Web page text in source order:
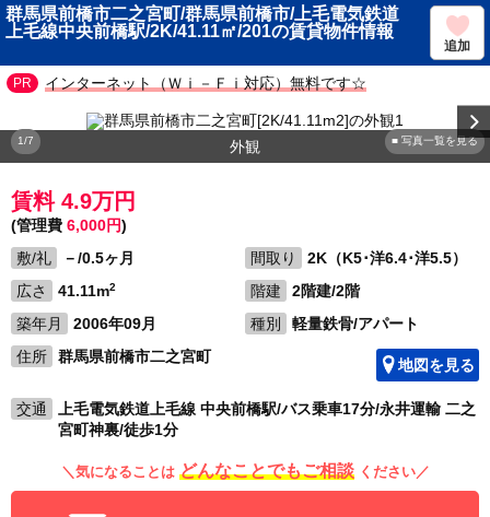
群馬県前橋市二之宮町/群馬県前橋市/上毛電気鉄道
上毛線中央前橋駅/2K/41.11㎡/201の賃貸物件情報
追加
インターネット（Ｗｉ－Ｆｉ対応）無料です☆
■ 写真一覧を見る
1/7 外観
賃料 4.9万円
(管理費 6,000円)
敷/礼
－/0.5ヶ月 間取り
2K（K5･洋6.4･洋5.5）
広さ
41.11m2 階建
2階建/2階
築年月
2006年09月 種別
軽量鉄骨/アパート
住所
群馬県前橋市二之宮町 地図を見る
交通
上毛電気鉄道上毛線 中央前橋駅/バス乗車17分/永井運輸 二之
宮町神裏/徒歩1分
＼気になることは どんなことでもご相談 ください／